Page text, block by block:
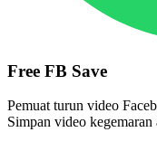
Free FB Save
Pemuat turun video
Simpan video